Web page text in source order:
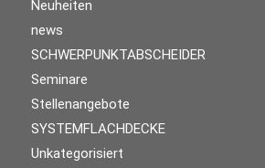
Neuheiten
news
SCHWERPUNKTABSCHEIDER
Seminare
Stellenangebote
SYSTEMFLACHDECKE
Unkategorisiert